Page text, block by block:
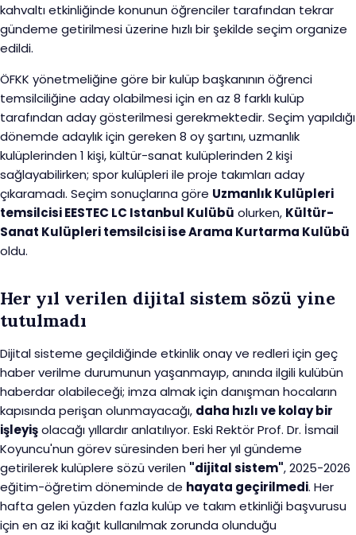
kahvaltı etkinliğinde konunun öğrenciler tarafından tekrar
gündeme getirilmesi üzerine hızlı bir şekilde seçim organize
edildi.
ÖFKK yönetmeliğine göre bir kulüp başkanının öğrenci
temsilciliğine aday olabilmesi için en az 8 farklı kulüp
tarafından aday gösterilmesi gerekmektedir. Seçim yapıldığı
dönemde adaylık için gereken 8 oy şartını, uzmanlık
kulüplerinden 1 kişi, kültür-sanat kulüplerinden 2 kişi
sağlayabilirken; spor kulüpleri ile proje takımları aday
çıkaramadı. Seçim sonuçlarına göre Uzmanlık Kulüpleri
temsilcisi EESTEC LC Istanbul Kulübü olurken, Kültür-
Sanat Kulüpleri temsilcisi ise Arama Kurtarma Kulübü
oldu.
Her yıl verilen dijital sistem sözü yine
tutulmadı
Dijital sisteme geçildiğinde etkinlik onay ve redleri için geç
haber verilme durumunun yaşanmayıp, anında ilgili kulübün
haberdar olabileceği; imza almak için danışman hocaların
kapısında perişan olunmayacağı, daha hızlı ve kolay bir
işleyişolacağı yıllardır anlatılıyor. Eski Rektör Prof. Dr. İsmail
Koyuncu'nun görev süresinden beri her yıl gündeme
getirilerek kulüplere sözü verilen "dijital sistem", 2025-2026
eğitim-öğretim döneminde de hayata geçirilmedi. Her
hafta gelen yüzden fazla kulüp ve takım etkinliği başvurusu
için en az iki kağıt kullanılmak zorunda olunduğu